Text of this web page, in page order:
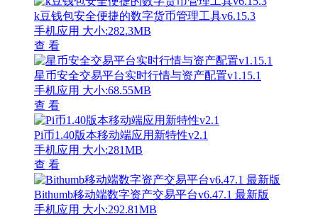
k豆钱包安全便捷的数字货币管理工具v6.15.3
手机应用 大小:282.3MB
查 看
星币安全交易平台实时行情与资产配置v1.15.1
手机应用 大小:68.55MB
查 看
Pi币1.40版本移动端应用新特性v2.1
手机应用 大小:281MB
查 看
Bithumb移动端数字资产交易平台v6.47.1 最新版
手机应用 大小:292.81MB